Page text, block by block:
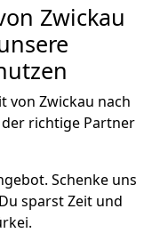
Zwickau
von Zwickau nach
richtige Partner
Schenke uns
sparst Zeit und